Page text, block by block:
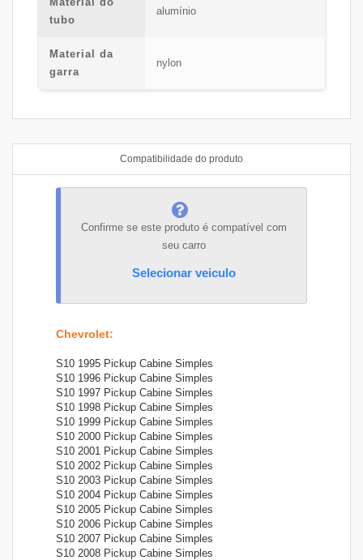
tubo
alumínio
Material da
garra
nylon
Compatibilidade do produto
Confirme se este produto é compatível com
seu carro
Selecionar veiculo
Chevrolet:
S10 1995 Pickup Cabine Simples
S10 1996 Pickup Cabine Simples
S10 1997 Pickup Cabine Simples
S10 1998 Pickup Cabine Simples
S10 1999 Pickup Cabine Simples
S10 2000 Pickup Cabine Simples
S10 2001 Pickup Cabine Simples
S10 2002 Pickup Cabine Simples
S10 2003 Pickup Cabine Simples
S10 2004 Pickup Cabine Simples
S10 2005 Pickup Cabine Simples
S10 2006 Pickup Cabine Simples
S10 2007 Pickup Cabine Simples
S10 2008 Pickup Cabine Simples